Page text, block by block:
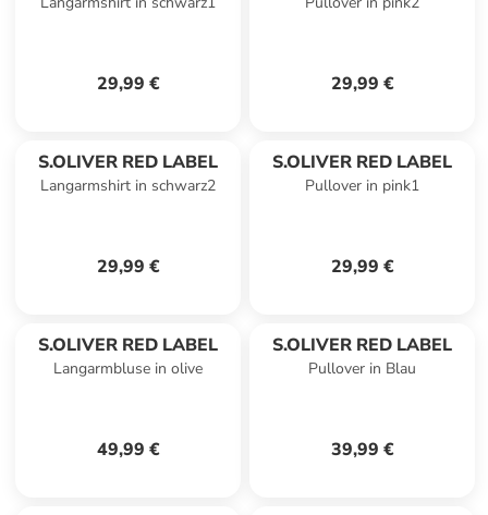
29,99 € 29,99 €
S.OLIVER RED LABEL
Langarmshirt in schwarz2
29,99 €
S.OLIVER RED LABEL
Pullover in pink1
29,99 €
S.OLIVER RED LABEL
Langarmbluse in olive
49,99 €
S.OLIVER RED LABEL
Pullover in Blau
39,99 €